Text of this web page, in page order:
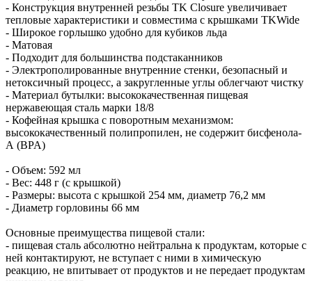
- Конструкция внутренней резьбы TK Closure увеличивает
тепловые характеристики и совместима с крышками TKWide
- Широкое горлышко удобно для кубиков льда
- Матовая
- Подходит для большинства подстаканников
- Электрополированные внутренние стенки, безопасный и
нетоксичный процесс, а закругленные углы облегчают чистку
- Материал бутылки: высококачественная пищевая
нержавеющая сталь марки 18/8
- Кофейная крышка с поворотным механизмом:
высококачественный полипропилен, не содержит бисфенола-
А (BPA)
- Объем: 592 мл
- Вес: 448 г (c крышкой)
- Размеры: высота с крышкой 254 мм, диаметр 76,2 мм
- Диаметр горловины 66 мм
Основные преимущества пищевой стали:
- пищевая сталь абсолютно нейтральна к продуктам, которые с
ней контактируют, не вступает с ними в химическую
реакцию, не впитывает от продуктов и не передает продуктам